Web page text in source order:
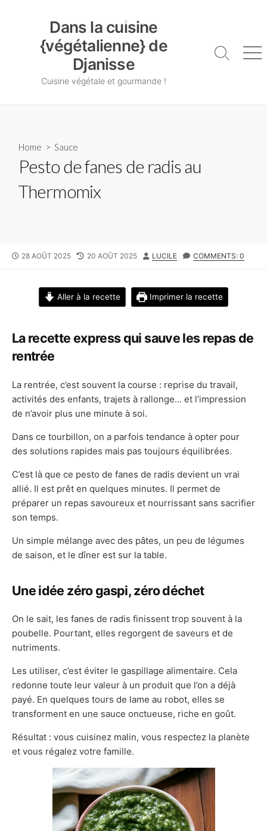
Dans la cuisine
{végétalienne} de
Djanisse
Cuisine végétale et gourmande !
Search
Home > Sauce
Pesto de fanes de radis au
Thermomix
PUBLISHED
28 AOÛT 2025
LAST
20 AOÛT 2025 AUTHOR
LUCILE COMMENTS: 0
Aller à la recette Imprimer la recette
La recette express qui sauve les repas de
rentrée
La rentrée, c’est souvent la course : reprise du travail,
activités des enfants, trajets à rallonge… et l’impression
de n’avoir plus une minute à soi.
Dans ce tourbillon, on a parfois tendance à opter pour
des solutions rapides mais pas toujours équilibrées.
C’est là que ce pesto de fanes de radis devient un vrai
allié. Il est prêt en quelques minutes. Il permet de
préparer un repas savoureux et nourrissant sans sacrifier
son temps.
Un simple mélange avec des pâtes, un peu de légumes
de saison, et le dîner est sur la table.
Une idée zéro gaspi, zéro déchet
On le sait, les fanes de radis finissent trop souvent à la
poubelle. Pourtant, elles regorgent de saveurs et de
nutriments.
Les utiliser, c’est éviter le gaspillage alimentaire. Cela
redonne toute leur valeur à un produit que l’on a déjà
payé. En quelques tours de lame au robot, elles se
transforment en une sauce onctueuse, riche en goût.
Résultat : vous cuisinez malin, vous respectez la planète
et vous régalez votre famille.